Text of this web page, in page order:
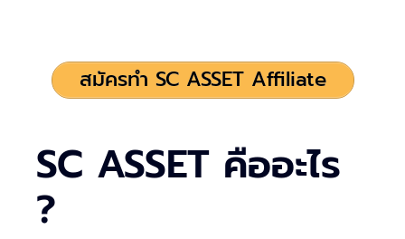
สมัครทำ SC ASSET Affiliate
SC ASSET คืออะไร
?